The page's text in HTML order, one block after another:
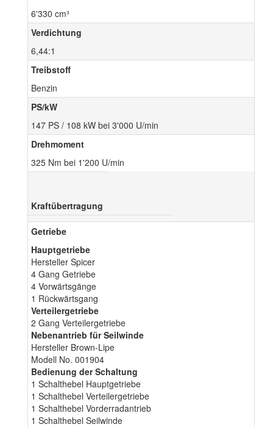
6'330 cm³
Verdichtung
6,44:1
Treibstoff
Benzin
PS/kW
147 PS / 108 kW bei 3'000 U/min
Drehmoment
325 Nm bei 1'200 U/min
Kraftübertragung
Getriebe
Hauptgetriebe
Hersteller Spicer
4 Gang Getriebe
4 Vorwärtsgänge
1 Rückwärtsgang
Verteilergetriebe
2 Gang Verteilergetriebe
Nebenantrieb für Seilwinde
Hersteller Brown-Lipe
Modell No. 001904
Bedienung der Schaltung
1 Schalthebel Hauptgetriebe
1 Schalthebel Verteilergetriebe
1 Schalthebel Vorderradantrieb
1 Schalthebel Seilwinde